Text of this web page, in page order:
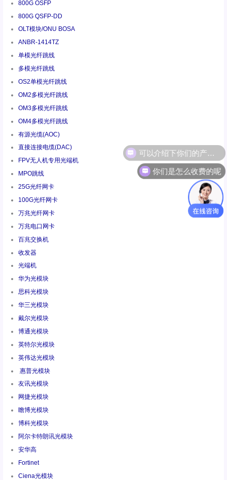
800G OSFP
800G QSFP-DD
OLT模块/ONU BOSA
ANBR-1414TZ
单模光纤跳线
多模光纤跳线
OS2单模光纤跳线
OM2多模光纤跳线
OM3多模光纤跳线
OM4多模光纤跳线
有源光缆(AOC)
直接连接电缆(DAC)
FPV无人机专用光端机
MPO跳线
25G光纤网卡
100G光纤网卡
万兆光纤网卡
万兆电口网卡
百兆交换机
收发器
光端机
华为光模块
思科光模块
华三光模块
戴尔光模块
博通光模块
英特尔光模块
英伟达光模块
惠普光模块
友讯光模块
网捷光模块
瞻博光模块
博科光模块
阿尔卡特朗讯光模块
安华高
Fortinet
Ciena光模块
你们是怎么收费的呢